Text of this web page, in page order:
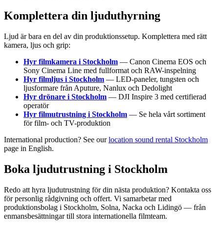
Komplettera din ljuduthyrning
Ljud är bara en del av din produktionssetup. Komplettera med rätt
kamera, ljus och grip:
Hyr filmkamera i Stockholm — Canon Cinema EOS och
Sony Cinema Line med fullformat och RAW-inspelning
Hyr filmljus i Stockholm — LED-paneler, tungsten och
ljusformare från Aputure, Nanlux och Dedolight
Hyr drönare i Stockholm — DJI Inspire 3 med certifierad
operatör
Hyr filmutrustning i Stockholm — Se hela vårt sortiment
för film- och TV-produktion
International production? See ourlocation sound rental Stockholm
page in English.
Boka ljudutrustning i Stockholm
Redo att hyra ljudutrustning för din nästa produktion? Kontakta oss
för personlig rådgivning och offert. Vi samarbetar med
produktionsbolag i Stockholm, Solna, Nacka och Lidingö — från
enmansbesättningar till stora internationella filmteam.